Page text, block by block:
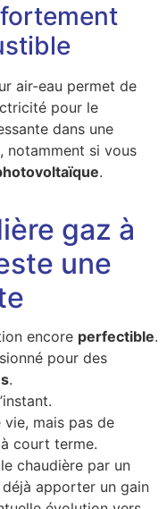
air-eau permet de
pour le
dans une
notamment si vous
.
gaz à
une
encore perfectible.
pour des
.
mais pas de
court terme.
chaudière par un
apporter un gain